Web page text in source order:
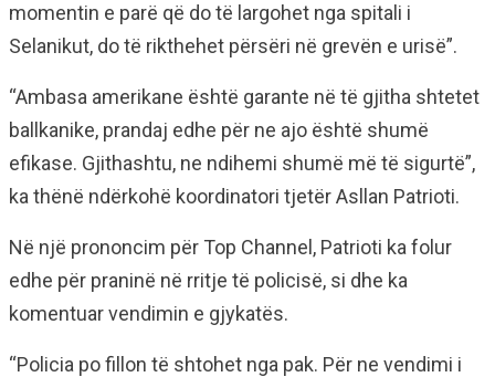
momentin e parë që do të largohet nga spitali i
Selanikut, do të rikthehet përsëri në grevën e urisë”.
“Ambasa amerikane është garante në të gjitha shtetet
ballkanike, prandaj edhe për ne ajo është shumë
efikase. Gjithashtu, ne ndihemi shumë më të sigurtë”,
ka thënë ndërkohë koordinatori tjetër Asllan Patrioti.
Në një prononcim për Top Channel, Patrioti ka folur
edhe për praninë në rritje të policisë, si dhe ka
komentuar vendimin e gjykatës.
“Policia po fillon të shtohet nga pak. Për ne vendimi i